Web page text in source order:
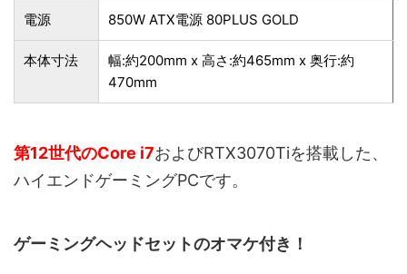
電源 850W ATX電源 80PLUS GOLD
本体寸法
幅:約200mm x 高さ:約465mm x 奥行:約
470mm
第12世代のCore i7およびRTX3070Tiを搭載した、
ハイエンドゲーミングPCです。
ゲーミングヘッドセットのオマケ付き！